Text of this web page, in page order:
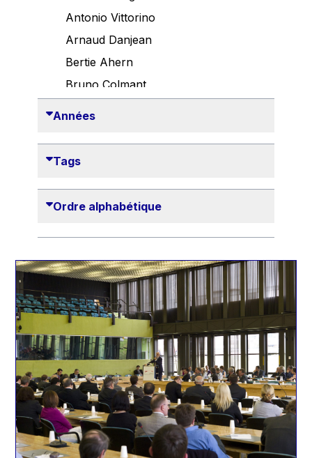
Antonio Vittorino
Arnaud Danjean
Bertie Ahern
Bruno Colmant
Euclid Tsakalotos
Francis Carpenter
François Villeroy de Galhau
Frederica Mogherini
Gaston Reinesch
Georg Helg
Gil Carlos Rodrigues Iglesias
Gunnar Lund
Günther Hermann Oettinger
Günther Verheugen
Années
Tags
Ordre alphabétique